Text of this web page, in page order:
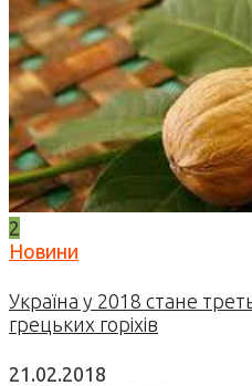
2
Новини
Україна у 2018 стане
грецьких горіхів
21.02.2018